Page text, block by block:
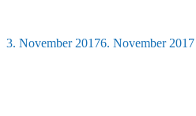
Veröffentlicht
3. November 20176. November 2017